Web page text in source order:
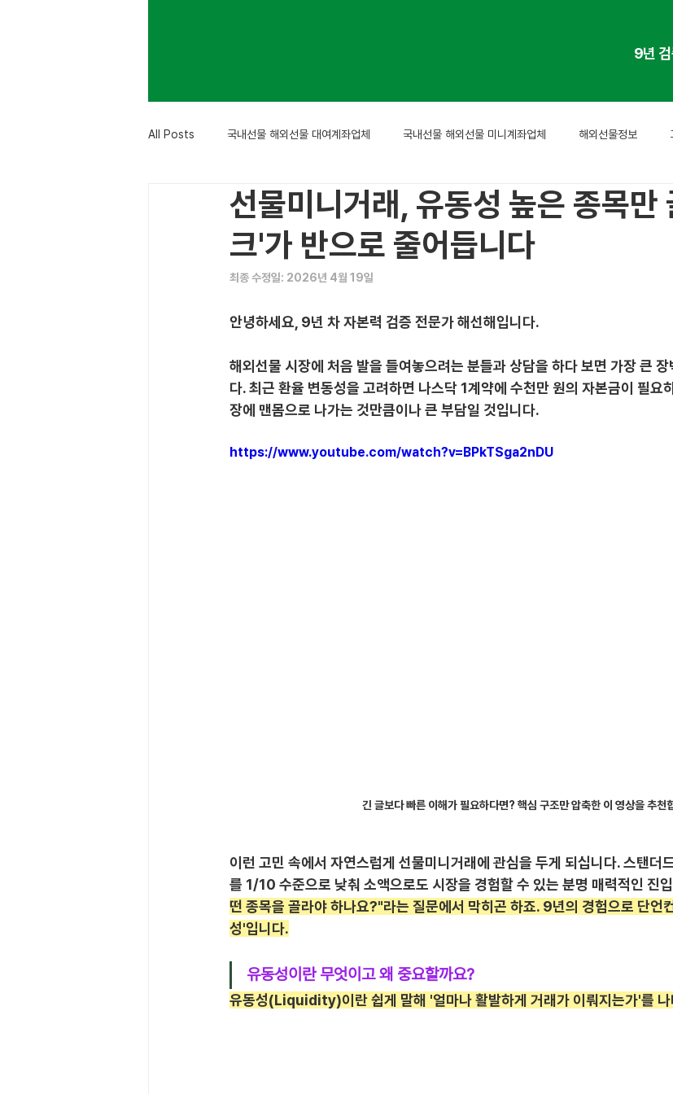
9년 검
All Posts 국내선물 해외선물 대여계좌업체 국내선물 해외선물 미니계좌업체 해외선물정보
선물미니거래, 유동성 높은 종목만
크'가 반으로 줄어듭니다
최종 수정일: 2026년 4월 19일
안녕하세요, 9년 차 자본력 검증 전문가 해선해입니다.
해외선물 시장에 처음 발을 들여놓으려는 분들과 상담을 하다 보면 가장 큰
다. 최근 환율 변동성을 고려하면 나스닥 1계약에 수천만 원의 자본금이 필요
장에 맨몸으로 나가는 것만큼이나 큰 부담일 것입니다.
https://www.youtube.com/watch?v=BPkTSga2nDU
긴 글보다 빠른 이해가 필요하다면? 핵심 구조만 압축한 이 영상을 추천
이런 고민 속에서 자연스럽게 선물미니거래에 관심을 두게 되십니다. 스탠더
를 1/10 수준으로 낮춰 소액으로도 시장을 경험할 수 있는 분명 매력적인 진
떤 종목을 골라야 하나요?"라는 질문에서 막히곤 하죠. 9년의 경험으로 단언
성'입니다.
유동성이란 무엇이고 왜 중요할까요?
유동성(Liquidity)이란 쉽게 말해 '얼마나 활발하게 거래가 이뤄지는가'를 나